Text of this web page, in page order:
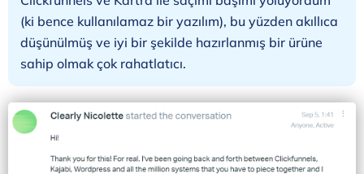
(ki bence kullanılamaz bir yazılım), bu yüzden akıllıca
düşünülmüş ve iyi bir şekilde hazırlanmış bir ürüne
sahip olmak çok rahatlatıcı.